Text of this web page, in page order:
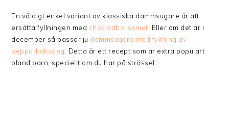
En väldigt enkel variant av klassiska dammsugare är att
ersätta fyllningen med chokladbollssmet. Eller om det är i
december så passar ju dammsugare med fyllning av
pepparkaksdeg. Detta är ett recept som är extra populärt
bland barn, speciellt om du har på strössel.